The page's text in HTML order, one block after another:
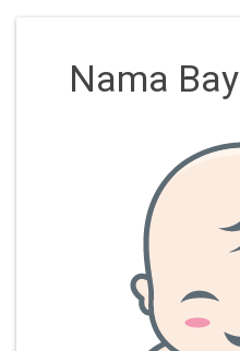
Nama